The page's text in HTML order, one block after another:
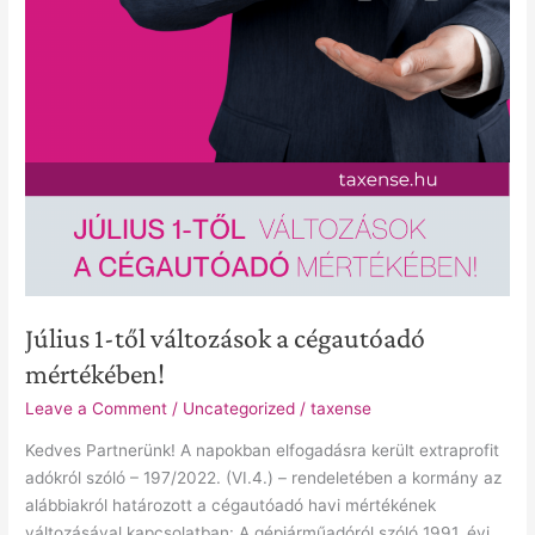
Július 1-től változások a cégautóadó
mértékében!
Leave a Comment / Uncategorized /taxense
Kedves Partnerünk! A napokban elfogadásra került extraprofit
adókról szóló – 197/2022. (VI.4.) – rendeletében a kormány az
alábbiakról határozott a cégautóadó havi mértékének